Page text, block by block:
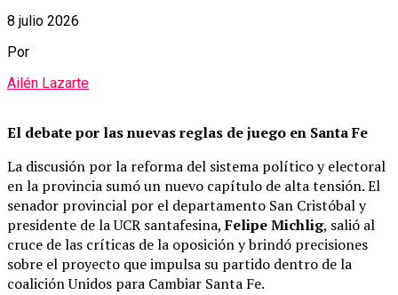
8 julio 2026
Por
Ailén Lazarte
El debate por las nuevas reglas de juego en Santa Fe
La discusión por la reforma del sistema político y electoral
en la provincia sumó un nuevo capítulo de alta tensión. El
senador provincial por el departamento San Cristóbal y
presidente de la UCR santafesina,Felipe Michlig, salió al
cruce de las críticas de la oposición y brindó precisiones
sobre el proyecto que impulsa su partido dentro de la
coalición Unidos para Cambiar Santa Fe.